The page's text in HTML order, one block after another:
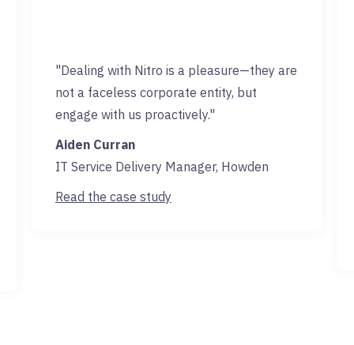
"Dealing with Nitro is a pleasure—they are
not a faceless corporate entity, but
engage with us proactively."
Aiden Curran
IT Service Delivery Manager, Howden
Read the case study